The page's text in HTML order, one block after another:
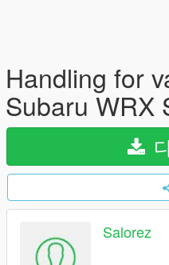
Handling for
Subaru WRX
Salorez